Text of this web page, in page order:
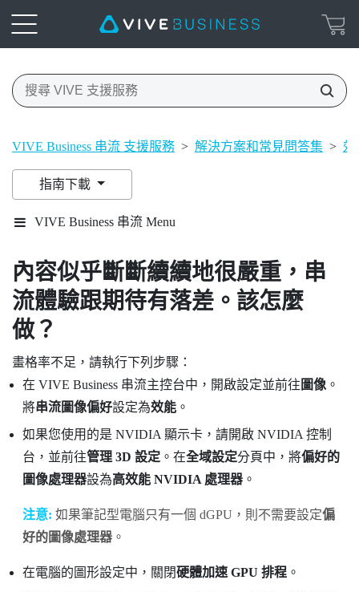
VIVE Business 串流 支援服務 > 解決方案和常見問答集 > 效
指南下載
VIVE Business 串流 Menu
內容似乎斷斷續續地很嚴重，串
流體驗跟期待有落差。該怎麼
做？
畫格率不足，請執行下列步驟：
在 VIVE Business 串流主控台中，開啟設定並前往 圖像。
將串流圖像偏好設定為效能。
如果您使用的是 NVIDIA 顯示卡，請開啟 NVIDIA 控制
台，並前往管理 3D 設定。在全域設定分頁中，將偏好的
圖像處理器設為高效能 NVIDIA 處理器。
注意: 如果筆記型電腦只有一個 dGPU，則不需要設定偏
好的圖像處理器。
在電腦的圖形設定中，關閉硬體加速 GPU 排程。